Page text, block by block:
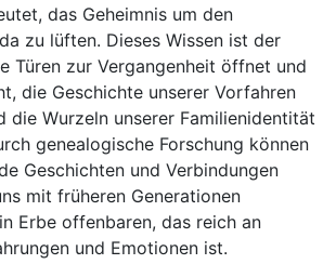
das Geheimnis um den
zu lüften. Dieses Wissen ist der
Türen zur Vergangenheit öffnet und
die Geschichte unserer Vorfahren
die Wurzeln unserer Familienidentität
genealogische Forschung können
Geschichten und Verbindungen
mit früheren Generationen
Erbe offenbaren, das reich an
und Emotionen ist.